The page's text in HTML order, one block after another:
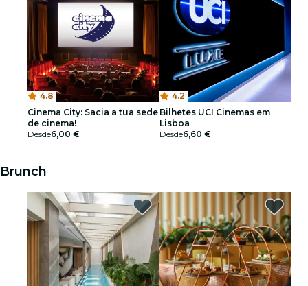
4.8
Cinema City: Sacia a tua sede
de cinema!
Desde6,00 €
4.2
Bilhetes UCI Cinemas em
Lisboa
Desde6,60 €
Brunch